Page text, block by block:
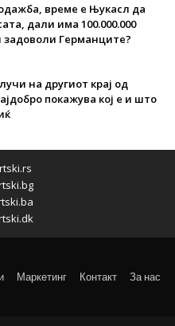
време е Њукасл да
дали има 100.000.000
задоволи Германците?
на другиот крај од
покажува кој е и што
Маркетинг Контакт За нас